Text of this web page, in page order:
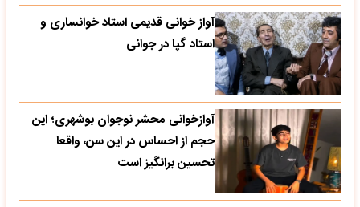
آواز خوانی قدیمی استاد خوانساری و
استاد گپا در جوانی
آوازخوانی محشر نوجوان بوشهری؛ این
حجم از احساس در این سن، واقعا
تحسین‌ برانگیز است